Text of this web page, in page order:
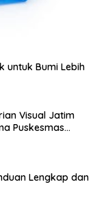
untuk Bumi Lebih
Visual Jatim
Puskesmas
Lengkap dan